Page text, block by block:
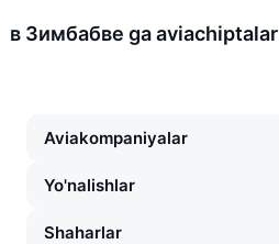
в Зимбабве ga aviachiptalar
Aviakompaniyalar
Yo'nalishlar
Shaharlar